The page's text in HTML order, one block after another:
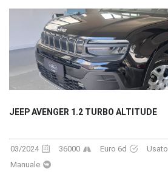
JEEP AVENGER 1.2 TURBO ALTITUDE
03/2024 36000 Euro 6d Usato
Manuale